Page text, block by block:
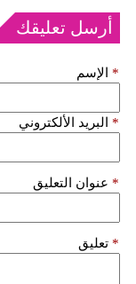
أرسل تعليقك
الإسم *
البريد الألكتروني *
عنوان التعليق *
تعليق *